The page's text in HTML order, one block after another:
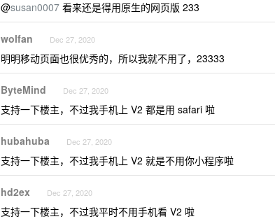
@susan0007 看来还是得用原生的网页版 233
wolfan Dec 27, 2020
明明移动页面也很优秀的，所以我就不用了，23333
ByteMind Dec 27, 2020
支持一下楼主，不过我手机上 V2 都是用 safari 啦
hubahuba Dec 27, 2020
支持一下楼主，不过我手机上 V2 就是不用你小程序啦
hd2ex Dec 27, 2020
支持一下楼主，不过我平时不用手机看 V2 啦